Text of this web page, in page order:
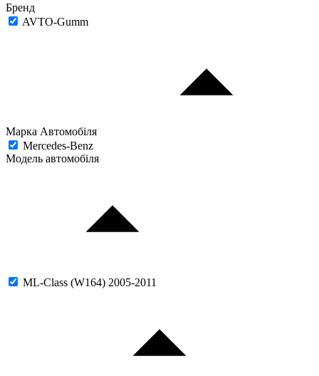
Бренд
AVTO-Gumm
Марка Автомобіля
Mercedes-Benz
Модель автомобіля
ML-Class (W164) 2005-2011